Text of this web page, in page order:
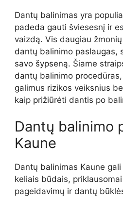
Dantų balinimas yra
padeda gauti šviesesnį ir
vaizdą. Vis daugiau
dantų balinimo paslaugas,
savo šypseną. Šiame
dantų balinimo
galimus rizikos veiksnius
kaip prižiūrėti dantis po
Dantų balinimo
Kaune
Dantų balinimas Kaune
keliais būdais,
pageidavimų ir dantų